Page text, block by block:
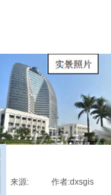
来源: 作者:dxsgis